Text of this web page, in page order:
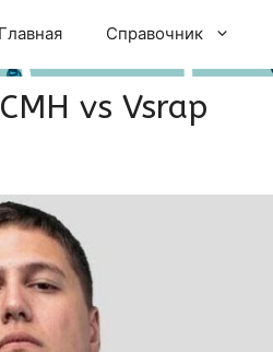
Главная Справочник
vs Vsrap